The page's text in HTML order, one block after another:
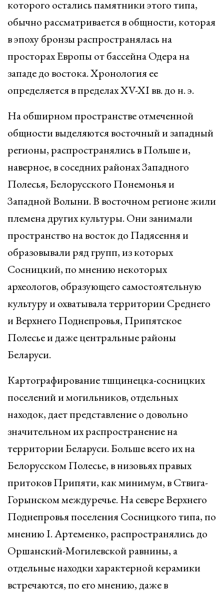
которого остались памятники этого типа,
обычно рассматривается в общности, которая
в эпоху бронзы распространялась на
просторах Европы от бассейна Одера на
западе до востока. Хронология ее
определяется в пределах XV-XI вв. до н. э.
На обширном пространстве отмеченной
общности выделяются восточный и западный
регионы, распространялись в Польше и,
наверное, в соседних районах Западного
Полесья, Белорусского Понемонья и
Западной Волыни. В восточном регионе жили
племена других культуры. Они занимали
пространство на восток до Падясення и
образовывали ряд групп, из которых
Сосницкий, по мнению некоторых
археологов, образующего самостоятельную
культуру и охватывала территории Среднего
и Верхнего Поднепровья, Припятское
Полесье и даже центральные районы
Беларуси.
Картографирование тшцинецка-сосницких
поселений и могильников, отдельных
находок, дает представление о довольно
значительном их распространение на
территории Беларуси. Больше всего их на
Белорусском Полесье, в низовьях правых
притоков Припяти, как минимум, в Ствига-
Горынском междуречье. На севере Верхнего
Поднепровья поселения Сосницкого типа, по
мнению I. Артеменко, распространялись до
Оршанский-Могилевской равнины, а
отдельные находки характерной керамики
встречаются, по его мнению, даже в